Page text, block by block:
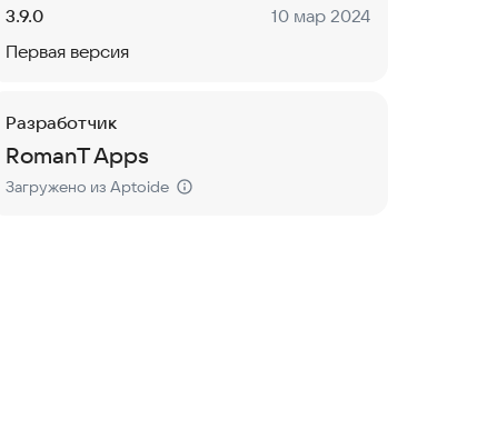
Версия:
3.9.0 Дата:
10 мар 2024
Первая версия
Разработчик
RomanT Apps
Загружено из Aptoide